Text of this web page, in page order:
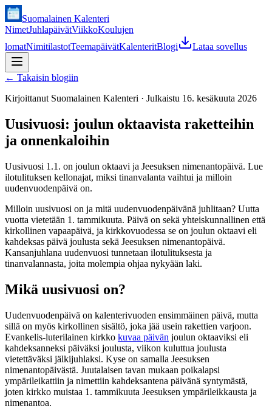
Suomalainen Kalenteri
NimetJuhlapäivätViikkoKoulujen
lomatNimitilastotTeemapäivätKalenteritBlogi Lataa sovellus
← Takaisin blogiin
Kirjoittanut Suomalainen Kalenteri · Julkaistu 16. kesäkuuta 2026
Uusivuosi: joulun oktaavista raketteihin
ja onnenkaloihin
Uusivuosi 1.1. on joulun oktaavi ja Jeesuksen nimenantopäivä. Lue
ilotulituksen kellonajat, miksi tinanvalanta vaihtui ja milloin
uudenvuodenpäivä on.
Milloin uusivuosi on ja mitä uudenvuodenpäivänä juhlitaan? Uutta
vuotta vietetään 1. tammikuuta. Päivä on sekä yhteiskunnallinen että
kirkollinen vapaapäivä, ja kirkkovuodessa se on joulun oktaavi eli
kahdeksas päivä joulusta sekä Jeesuksen nimenantopäivä.
Kansanjuhlana uudenvuosi tunnetaan ilotulituksesta ja
tinanvalannasta, joita molempia ohjaa nykyään laki.
Mikä uusivuosi on?
Uudenvuodenpäivä on kalenterivuoden ensimmäinen päivä, mutta
sillä on myös kirkollinen sisältö, joka jää usein rakettien varjoon.
Evankelis-luterilainen kirkko kuvaa päivän joulun oktaaviksi eli
kahdeksanneksi päiväksi joulusta, viikon kuluttua joulusta
vietettäväksi jälkijuhlaksi. Kyse on samalla Jeesuksen
nimenantopäivästä. Juutalaisen tavan mukaan poikalapsi
ympärileikattiin ja nimettiin kahdeksantena päivänä syntymästä,
joten kirkko muistaa 1. tammikuuta Jeesuksen ympärileikkausta ja
nimenantoa.